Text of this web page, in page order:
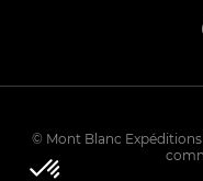
© Mont Blanc Expéditions